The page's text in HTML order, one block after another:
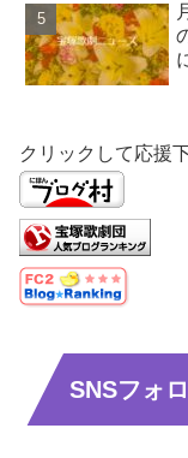
クリックして応援
SNSフォ